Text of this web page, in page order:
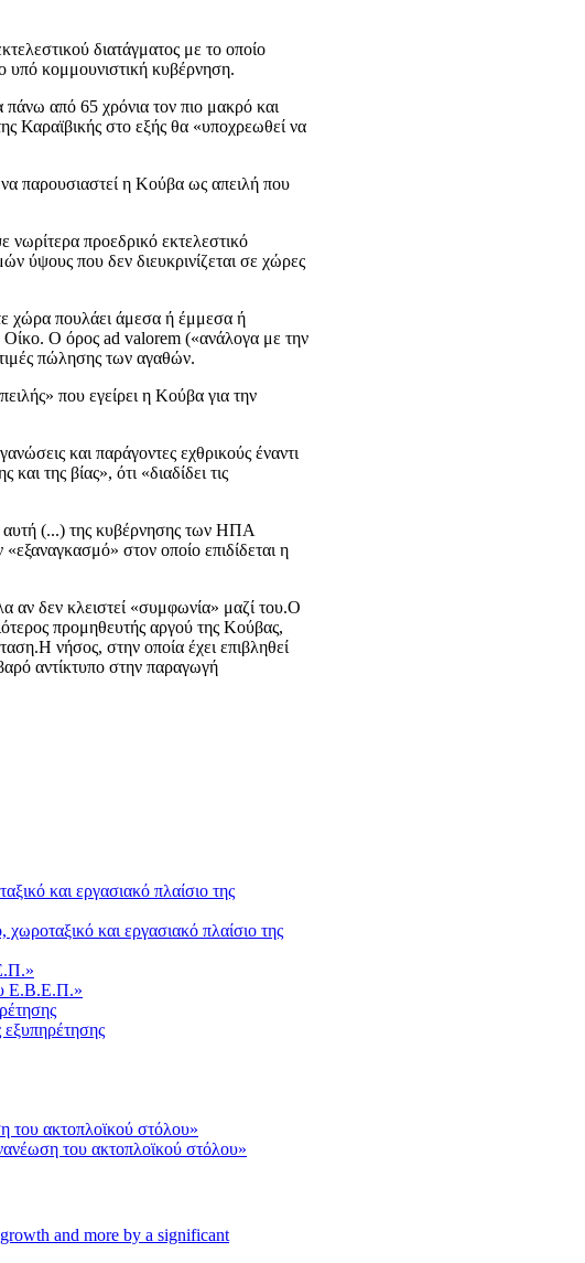
διατάγματος με το οποίο
υπό κομμουνιστική κυβέρνηση.
από 65 χρόνια τον πιο μακρό και
Καραϊβικής στο εξής θα «υποχρεωθεί να
παρουσιαστεί η Κούβα ως απειλή που
νωρίτερα προεδρικό εκτελεστικό
ύψους που δεν διευκρινίζεται σε χώρες
χώρα πουλάει άμεσα ή έμμεσα ή
Οίκο. Ο όρος ad valorem («ανάλογα με την
τιμές πώλησης των αγαθών.
που εγείρει η Κούβα για την
και παράγοντες εχθρικούς έναντι
της βίας», ότι «διαδίδει τις
αυτή (...) της κυβέρνησης των ΗΠΑ
στον οποίο επιδίδεται η
αν δεν κλειστεί «συμφωνία» μαζί του.Ο
προμηθευτής αργού της Κούβας,
νήσος, στην οποία έχει επιβληθεί
αντίκτυπο στην παραγωγή
και εργασιακό πλαίσιο της
Ε.Β.Ε.Π.»
του ακτοπλοϊκού στόλου»